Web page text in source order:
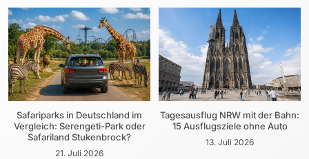
Safariparks in Deutschland im
Vergleich: Serengeti-Park oder
Safariland Stukenbrock?
21. Juli 2026
Tagesausflug NRW mit der Bahn:
15 Ausflugsziele ohne Auto
13. Juli 2026